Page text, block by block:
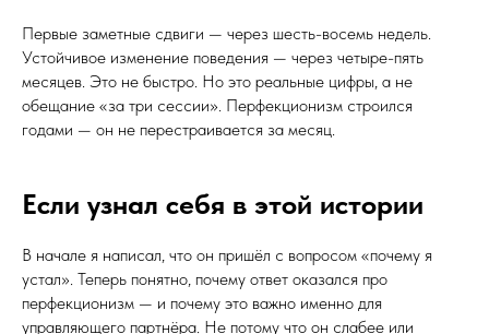
Первые заметные сдвиги — через шесть-восемь недель.
Устойчивое изменение поведения — через четыре-пять
месяцев. Это не быстро. Но это реальные цифры, а не
обещание «за три сессии». Перфекционизм строился
годами — он не перестраивается за месяц.
Если узнал себя в этой истории
В начале я написал, что он пришёл с вопросом «почему я
устал». Теперь понятно, почему ответ оказался про
перфекционизм — и почему это важно именно для
управляющего партнёра. Не потому что он слабее или